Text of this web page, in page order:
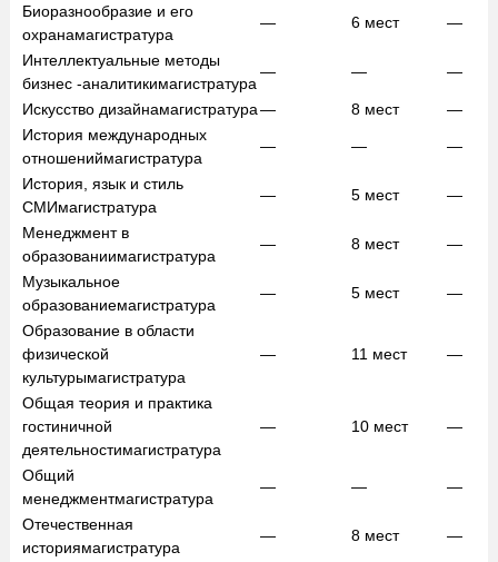
Биоразнообразие и его
охранамагистратура
— 6 мест —
Интеллектуальные методы
бизнес -аналитикимагистратура
— — —
Искусство дизайнамагистратура— 8 мест
—
История международных
отношениймагистратура
— — —
История, язык и стиль
СМИмагистратура
— 5 мест —
Менеджмент в
образованиимагистратура
— 8 мест —
Музыкальное
образованиемагистратура
— 5 мест —
Образование в области
физической
культурымагистратура
— 11 мест —
Общая теория и практика
гостиничной
деятельностимагистратура
— 10 мест —
Общий
менеджментмагистратура
— — —
Отечественная
историямагистратура
— 8 мест —